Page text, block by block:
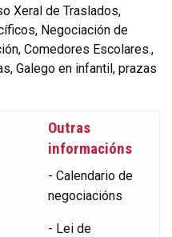
Xeral de Traslados,
Negociación de
Comedores Escolares.,
Galego en infantil, prazas
Outras
informacións
- Calendario de
negociacións
- Lei de